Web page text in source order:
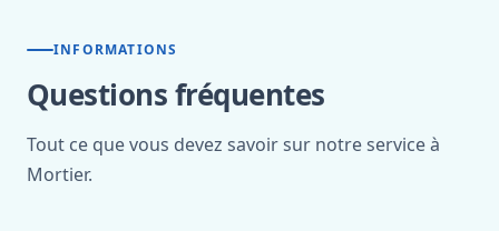
INFORMATIONS
Questions fréquentes
Tout ce que vous devez savoir sur notre service à
Mortier.